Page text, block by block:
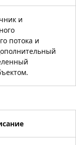
и
потока и